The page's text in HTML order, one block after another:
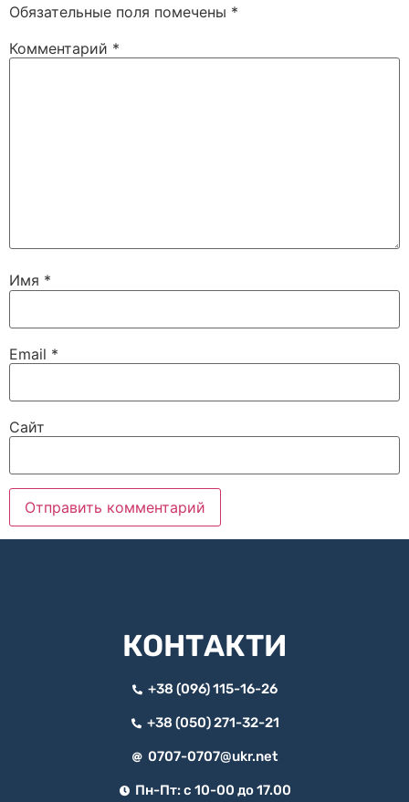
Обязательные поля помечены *
Комментарий *
Имя *
Email *
Сайт
КОНТАКТИ
+38 (096) 115-16-26
+38 (050) 271-32-21
0707-0707@ukr.net
Пн-Пт: с 10-00 до 17.00